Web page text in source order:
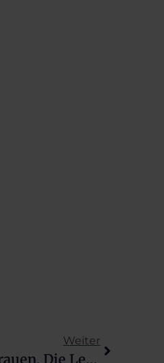
Weiter
Neue Jaguar COEUR Kollektion: Uhren Für Frauen, Die Leidenschaft Wecken.